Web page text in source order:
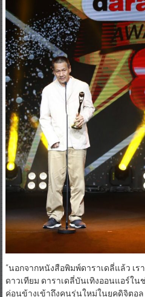
“นอกจากหนังสือพิมพ์ดาราเดลี่แล้ว เร
ดาวเทียม ดาราเดลี่บันเทิงออนแอร์ใ
ค่อนข้างเข้าถึงคนรุ่นใหม่ในยุคดิจิตอ